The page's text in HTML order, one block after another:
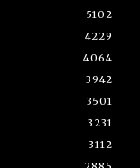
5102
4229
4064
3942
3501
3231
3112